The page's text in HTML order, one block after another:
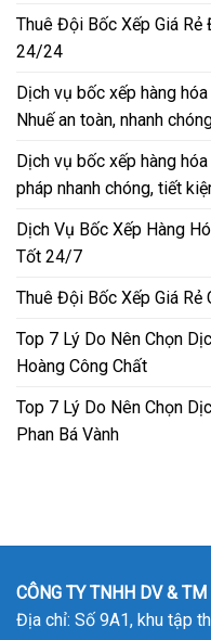
Thuê Đội Bốc Xếp Giá
24/24
Dịch vụ bốc xếp hàng
Nhuế an toàn, nhanh
Dịch vụ bốc xếp hàng
pháp nhanh chóng, tiết
Dịch Vụ Bốc Xếp Hàng
Tốt 24/7
Thuê Đội Bốc Xếp Giá
Top 7 Lý Do Nên Chọn
Hoàng Công Chất
Top 7 Lý Do Nên Chọn
Phan Bá Vành
CÔNG TY TNHH DV &
Địa chỉ: Số 9A1, khu tập